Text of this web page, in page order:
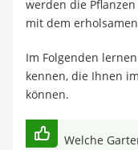
werden die
mit dem
Im Folgenden
kennen, die Ihnen
können.
Welche